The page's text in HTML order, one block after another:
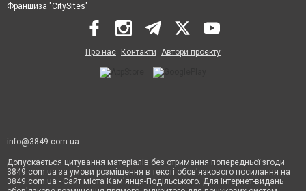
Франшиза "CitySites"
Про нас Контакти Автори проєкту
info@3849.com.ua
Допускається цитування матеріалів без отримання попередньої згоди
3849.com.ua за умови розміщення в тексті обов'язкового посилання на
3849.com.ua - Сайт міста Кам'янця-Подільського. Для інтернет-видань